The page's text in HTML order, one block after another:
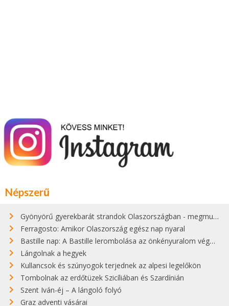
Népszerű
Gyönyörű gyerekbarát strandok Olaszországban - megmutatjuk a 15 legjobbat
Ferragosto: Amikor Olaszország egész nap nyaral
Bastille nap: A Bastille lerombolása az önkényuralom végét jelentette
Lángolnak a hegyek
Kullancsok és szúnyogok terjednek az alpesi legelőkön
Tombolnak az erdőtüzek Szicíliában és Szardínián
Szent Iván-éj – A lángoló folyó
Graz adventi vásárai